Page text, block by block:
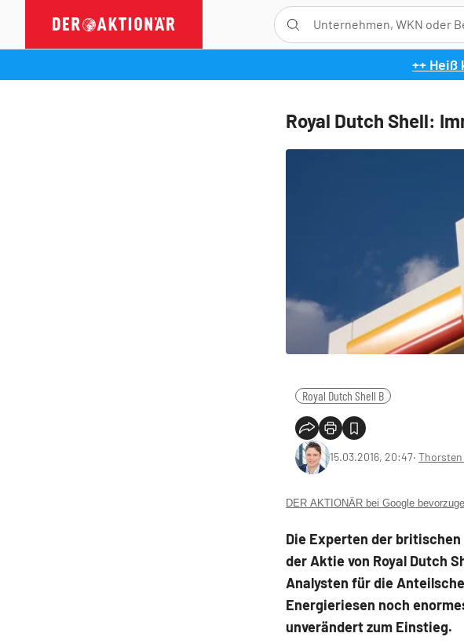
++
Royal Dutch Shell:
Royal Dutch Shell B
15.03.2016, 20:47‧
DER AKTIONÄR bei Google
Die Experten der
der Aktie von Royal Dutch
Analysten für die
Energieriesen noch
unverändert zum Einstieg.